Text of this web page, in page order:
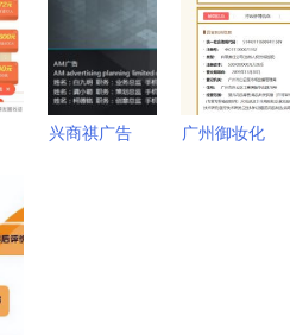
升级
会议及展览
服务深度融
合策略
兴商祺广告
广州御妆化